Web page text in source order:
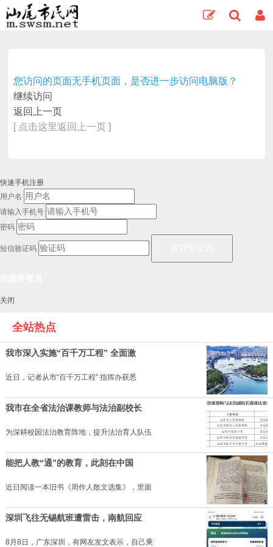
您访问的页面无手机页面，是否进一步访问电脑版？
继续访问
返回上一页
[ 点击这里返回上一页 ]
快速手机注册
用户名
请输入手机号
密码
短信验证码
关闭
全站热点
我市深入实施“百千万工程” 全面激
近日，记者从市“百千万工程” 指挥办获悉
我市在全省法治课教师与法治副校长
为深耕校园法治教育阵地，提升法治育人队伍
能把人教“通”的教育，此刻在中国
近日阅读一本旧书《周作人散文选集》，里面
深圳飞往无锡航班遭雷击，南航回应
8月8日，广东深圳，有网友发文表示，自己乘